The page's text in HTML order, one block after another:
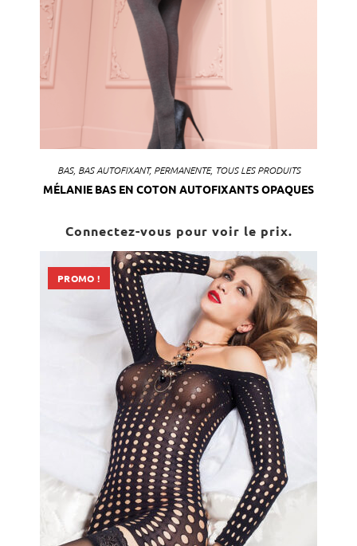
BAS, BAS AUTOFIXANT, PERMANENTE, TOUS LES PRODUITS
MÉLANIE BAS EN COTON AUTOFIXANTS OPAQUES
Connectez-vous pour voir le prix.
PROMO !